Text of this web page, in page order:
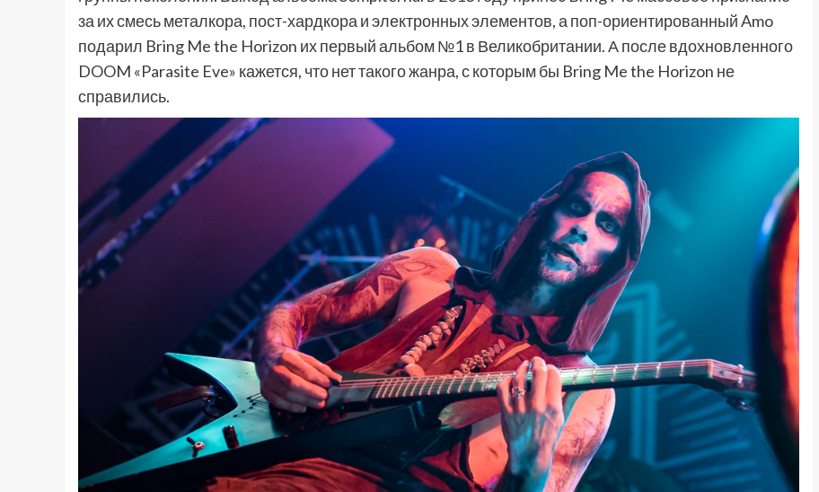
за их смесь металкора, пост-хардкора и электронных элементов, а поп-ориентированный Amo
подарил Bring Me the Horizon их первый альбом №1 в Великобритании. А после вдохновленного
DOOM «Parasite Eve» кажется, что нет такого жанра, с которым бы Bring Me the Horizon не
справились.